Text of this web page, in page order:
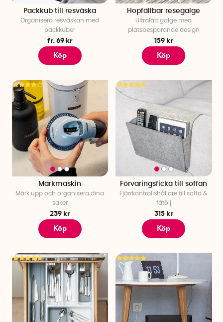
Packkub till resväska
Organisera resväskan med
packkuber
fr. 69 kr
Köp
Hopfällbar resegalge
Ultralätt galge med
platsbesparande design
159 kr
Köp
Märkmaskin
Märk upp och organisera dina
saker
239 kr
Köp
Förvaringsficka till soffan
Fjärrkontrollshållare till soffa &
fåtölj
315 kr
Köp